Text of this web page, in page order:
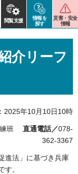
閲覧支援
情報を
探す
災害・安全
情報
介リーフ
2025年10月10日10時
練班 直通電話／078-
362-3367
進法」に基づき兵庫
。